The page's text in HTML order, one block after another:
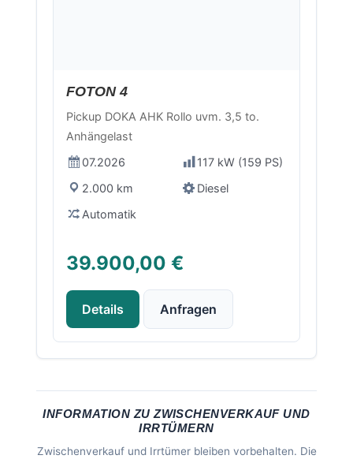
FOTON 4
Pickup DOKA AHK Rollo uvm. 3,5 to.
Anhängelast
07.2026
117 kW (159 PS)
2.000 km
Diesel
Automatik
39.900,00 €
Details Anfragen
INFORMATION ZU ZWISCHENVERKAUF UND
IRRTÜMERN
Zwischenverkauf und Irrtümer bleiben vorbehalten. Die